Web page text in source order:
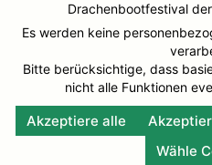
Bronzeplatzierungen im Einer-
Schüler B), Daria Scheiko
(500m, Schüler B), Timo Vöing
im Zweier-Kajak durch Ansgar
(500m, Schüler).
Drachenbootfestival
Es werden keine
Bitte berücksichtige, dass
nicht alle Funktionen
Akzeptiere alle
Wähle